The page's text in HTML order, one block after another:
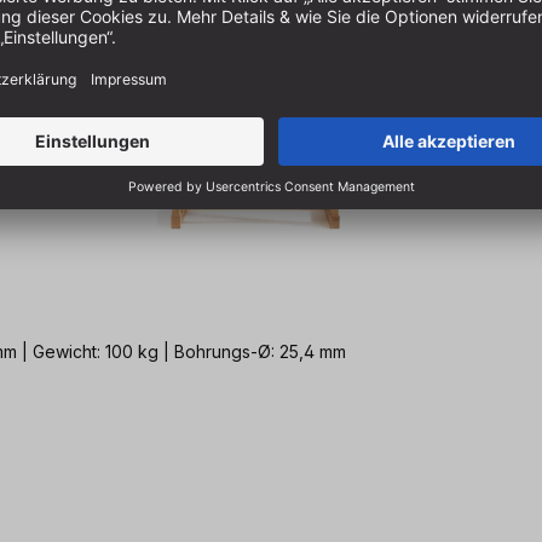
x 740 x 900mm | Gewicht: 100 kg | Bohrungs-Ø: 25,4 mm